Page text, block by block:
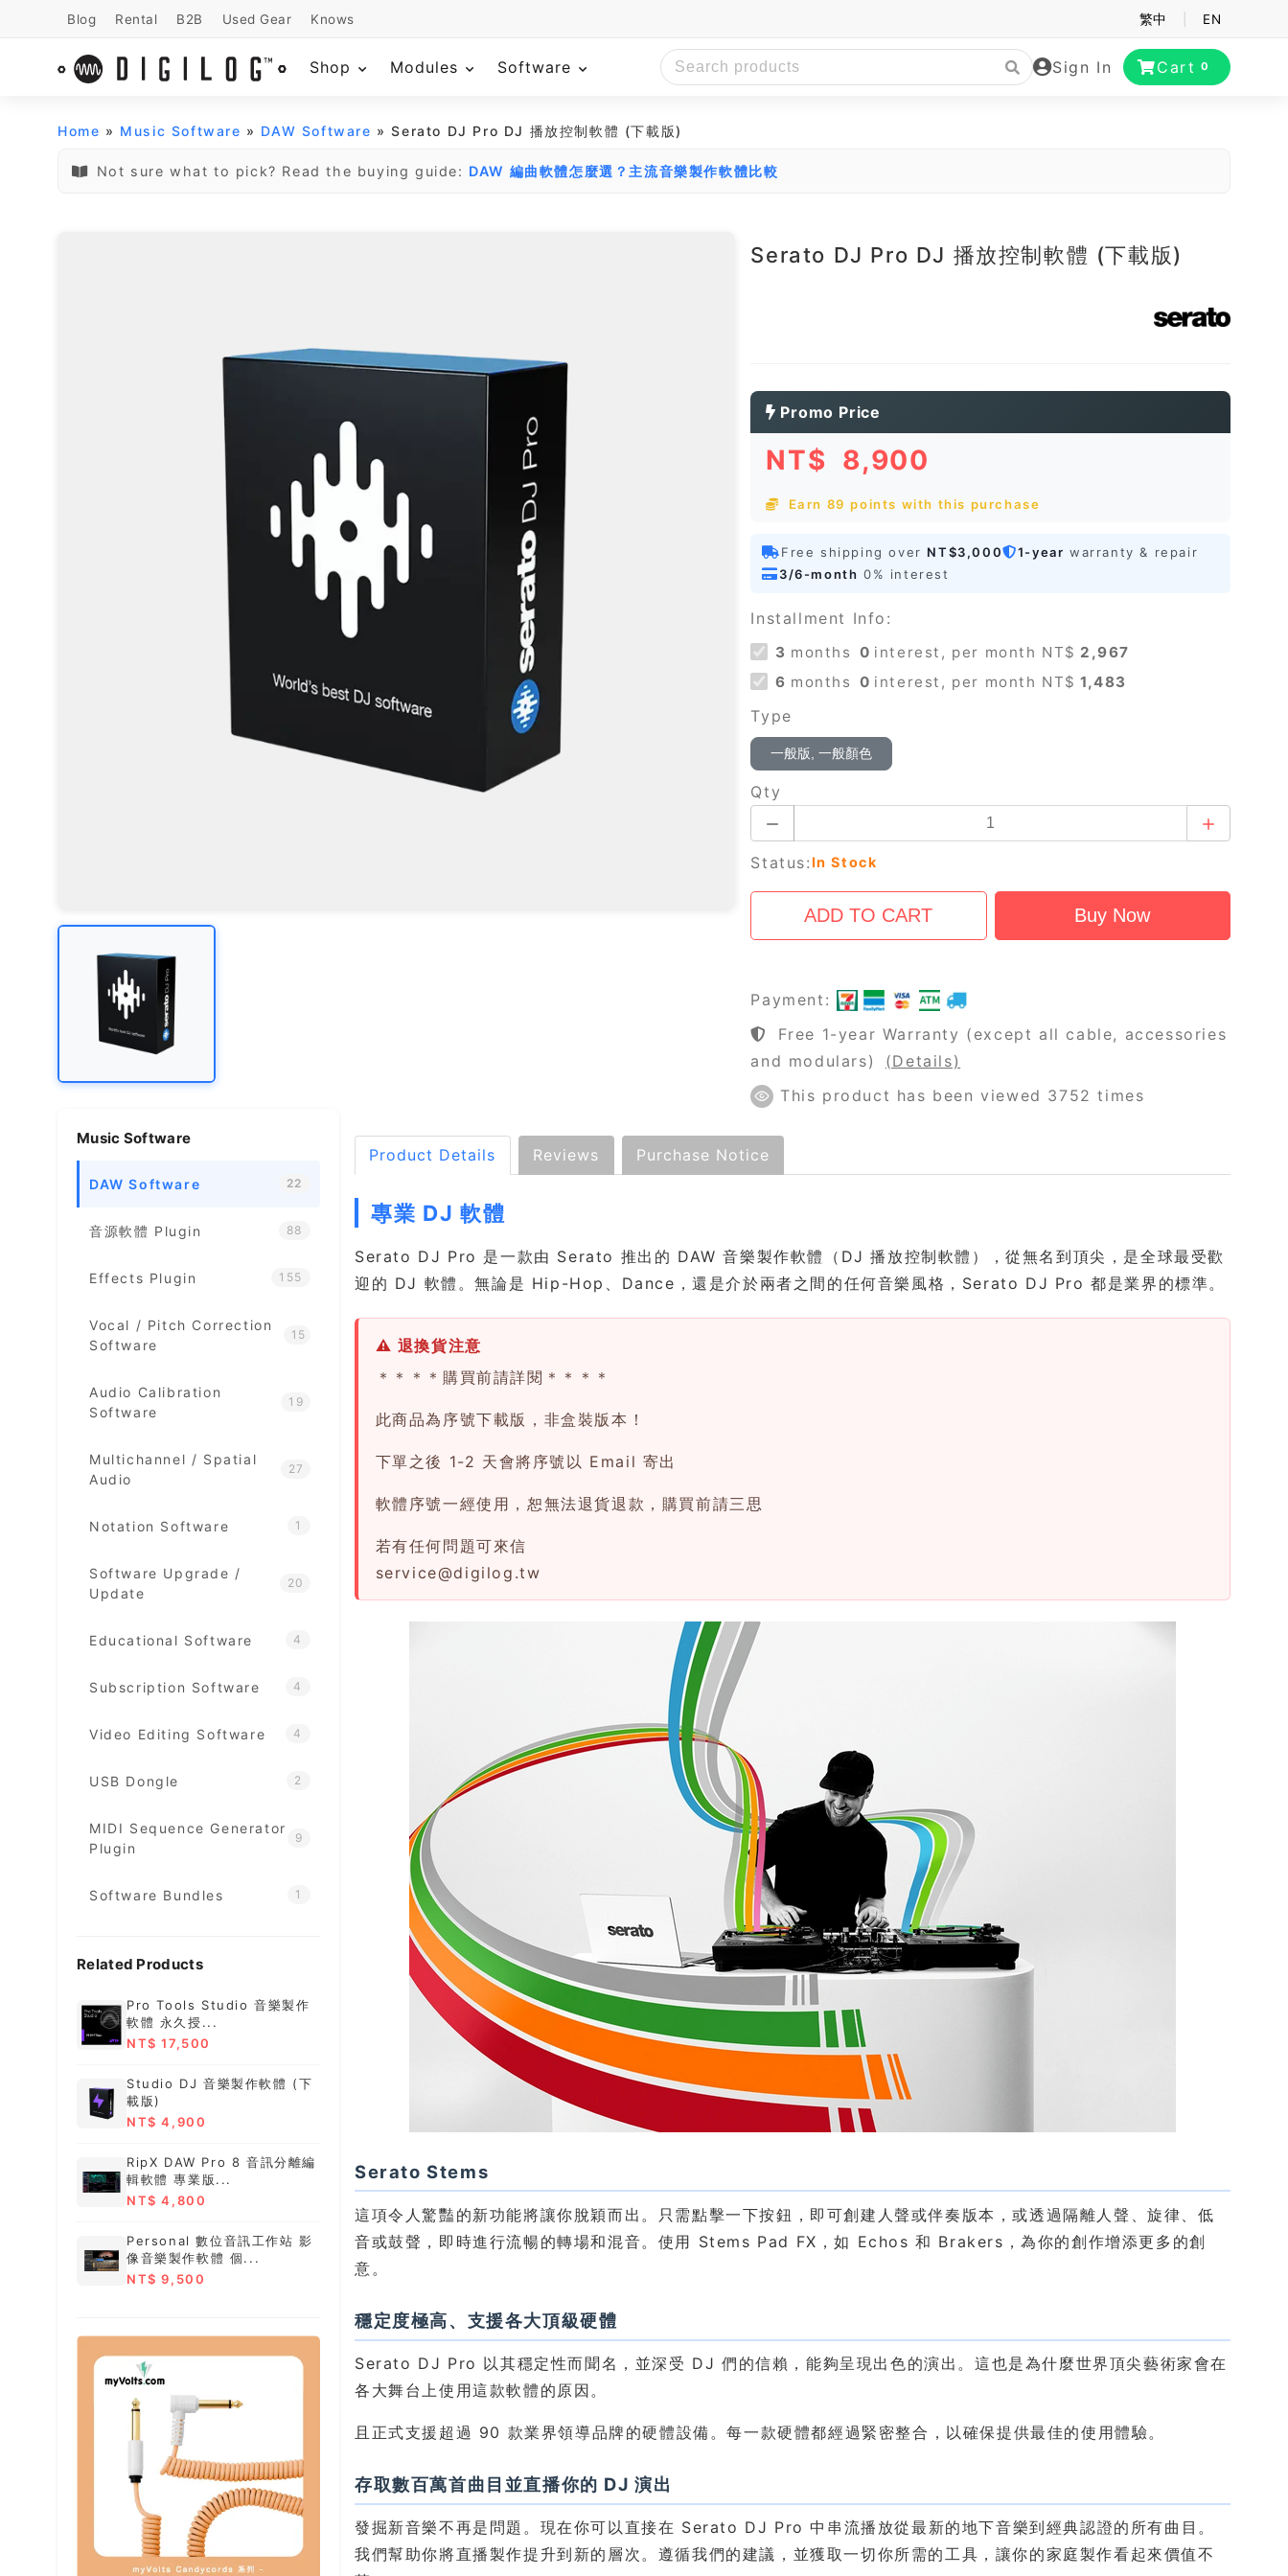
Blog Rental B2B Used Gear Knows 繁中 EN
Shop Modules Software Sign In Cart 0
Home » Music Software » DAW Software » Serato DJ Pro DJ 播放控制軟體 (下載版)
Not sure what to pick? Read the buying guide: DAW 編曲軟體怎麼選？主流音樂製作軟體比較
Serato DJ Pro DJ 播放控制軟體 (下載版)
Promo Price
NT$ 8,900
Earn 89 points with this purchase
Free shipping over NT$3,000 1-year warranty & repair
3/6-month 0% interest
Installment Info:
3 months 0 interest, per month NT$ 2,967
6 months 0 interest, per month NT$ 1,483
Type
一般版, 一般顏色
Qty
Status: In Stock
Payment:
Free 1-year Warranty (except all cable, accessories
and modulars)
(Details)
This product has been viewed 3752 times
Music Software
DAW Software 22
音源軟體 Plugin 88
Effects Plugin 155
Vocal / Pitch Correction
Software
15
Audio Calibration
Software
19
Multichannel / Spatial
Audio
27
Notation Software 1
Software Upgrade /
Update
20
Educational Software 4
Subscription Software 4
Video Editing Software 4
USB Dongle 2
MIDI Sequence Generator
Plugin
9
Software Bundles 1
Related Products
Pro Tools Studio 音樂製作
軟體 永久授...
NT$ 17,500
Studio DJ 音樂製作軟體 (下
載版)
NT$ 4,900
RipX DAW Pro 8 音訊分離編
輯軟體 專業版...
NT$ 4,800
Personal 數位音訊工作站 影
像音樂製作軟體 個...
NT$ 9,500
Product Details Reviews Purchase Notice
專業 DJ 軟體
Serato DJ Pro 是一款由 Serato 推出的 DAW 音樂製作軟體（DJ 播放控制軟體），從無名到頂尖，是全球最受歡
迎的 DJ 軟體。無論是 Hip-Hop、Dance，還是介於兩者之間的任何音樂風格，Serato DJ Pro 都是業界的標準。
⚠ 退換貨注意
＊＊＊＊購買前請詳閱＊＊＊＊
此商品為序號下載版，非盒裝版本！
下單之後 1-2 天會將序號以 Email 寄出
軟體序號一經使用，恕無法退貨退款，購買前請三思
若有任何問題可來信
service@digilog.tw
Serato Stems
這項令人驚豔的新功能將讓你脫穎而出。只需點擊一下按鈕，即可創建人聲或伴奏版本，或透過隔離人聲、旋律、低
音或鼓聲，即時進行流暢的轉場和混音。使用 Stems Pad FX，如 Echos 和 Brakers，為你的創作增添更多的創
意。
穩定度極高、支援各大頂級硬體
Serato DJ Pro 以其穩定性而聞名，並深受 DJ 們的信賴，能夠呈現出色的演出。這也是為什麼世界頂尖藝術家會在
各大舞台上使用這款軟體的原因。
且正式支援超過 90 款業界領導品牌的硬體設備。每一款硬體都經過緊密整合，以確保提供最佳的使用體驗。
存取數百萬首曲目並直播你的 DJ 演出
發掘新音樂不再是問題。現在你可以直接在 Serato DJ Pro 中串流播放從最新的地下音樂到經典認證的所有曲目。
我們幫助你將直播製作提升到新的層次。遵循我們的建議，並獲取一切你所需的工具，讓你的家庭製作看起來價值不